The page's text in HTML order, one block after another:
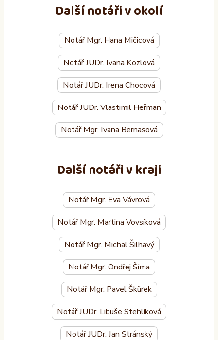
Další notáři v okolí
Notář Mgr. Hana Mičicová
Notář JUDr. Ivana Kozlová
Notář JUDr. Irena Chocová
Notář JUDr. Vlastimil Heřman
Notář Mgr. Ivana Bernasová
Další notáři v kraji
Notář Mgr. Eva Vávrová
Notář Mgr. Martina Vovsíková
Notář Mgr. Michal Šilhavý
Notář Mgr. Ondřej Šíma
Notář Mgr. Pavel Škůrek
Notář JUDr. Libuše Stehlíková
Notář JUDr. Jan Stránský